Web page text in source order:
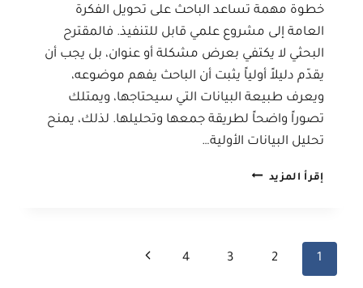
خطوة مهمة تساعد الباحث على تحويل الفكرة
العامة إلى مشروع علمي قابل للتنفيذ. فالمقترح
البحثي لا يكتفي بعرض مشكلة أو عنوان، بل يجب أن
يقدّم دليلاً أولياً يثبت أن الباحث يفهم موضوعه،
ويعرف طبيعة البيانات التي سيحتاجها، ويمتلك
تصوراً واضحاً لطريقة جمعها وتحليلها. لذلك، يمنح
تحليل البيانات الأولية…
إقرأ المزيد أهمية
تنقل
1
2
3
4 الصفحة